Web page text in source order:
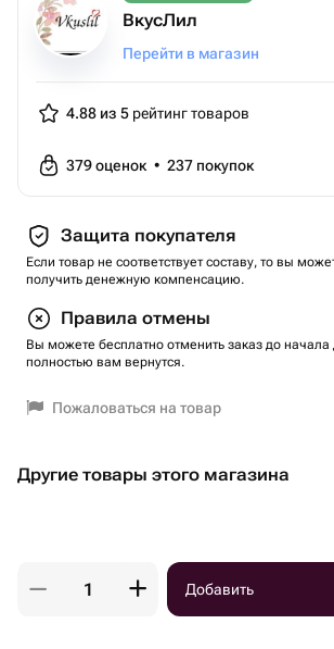
ВкусЛил
Перейти в магазин
4.88 из 5 рейтинг товаров
379оценок • 237 покупок
Защита покупателя
Если товар не соответствует составу, то вы
получить денежную компенсацию.
Правила отмены
Вы можете бесплатно отменить заказ до начала
полностью вам вернутся.
Пожаловаться на товар
Другие товары этого магазина
Добавить